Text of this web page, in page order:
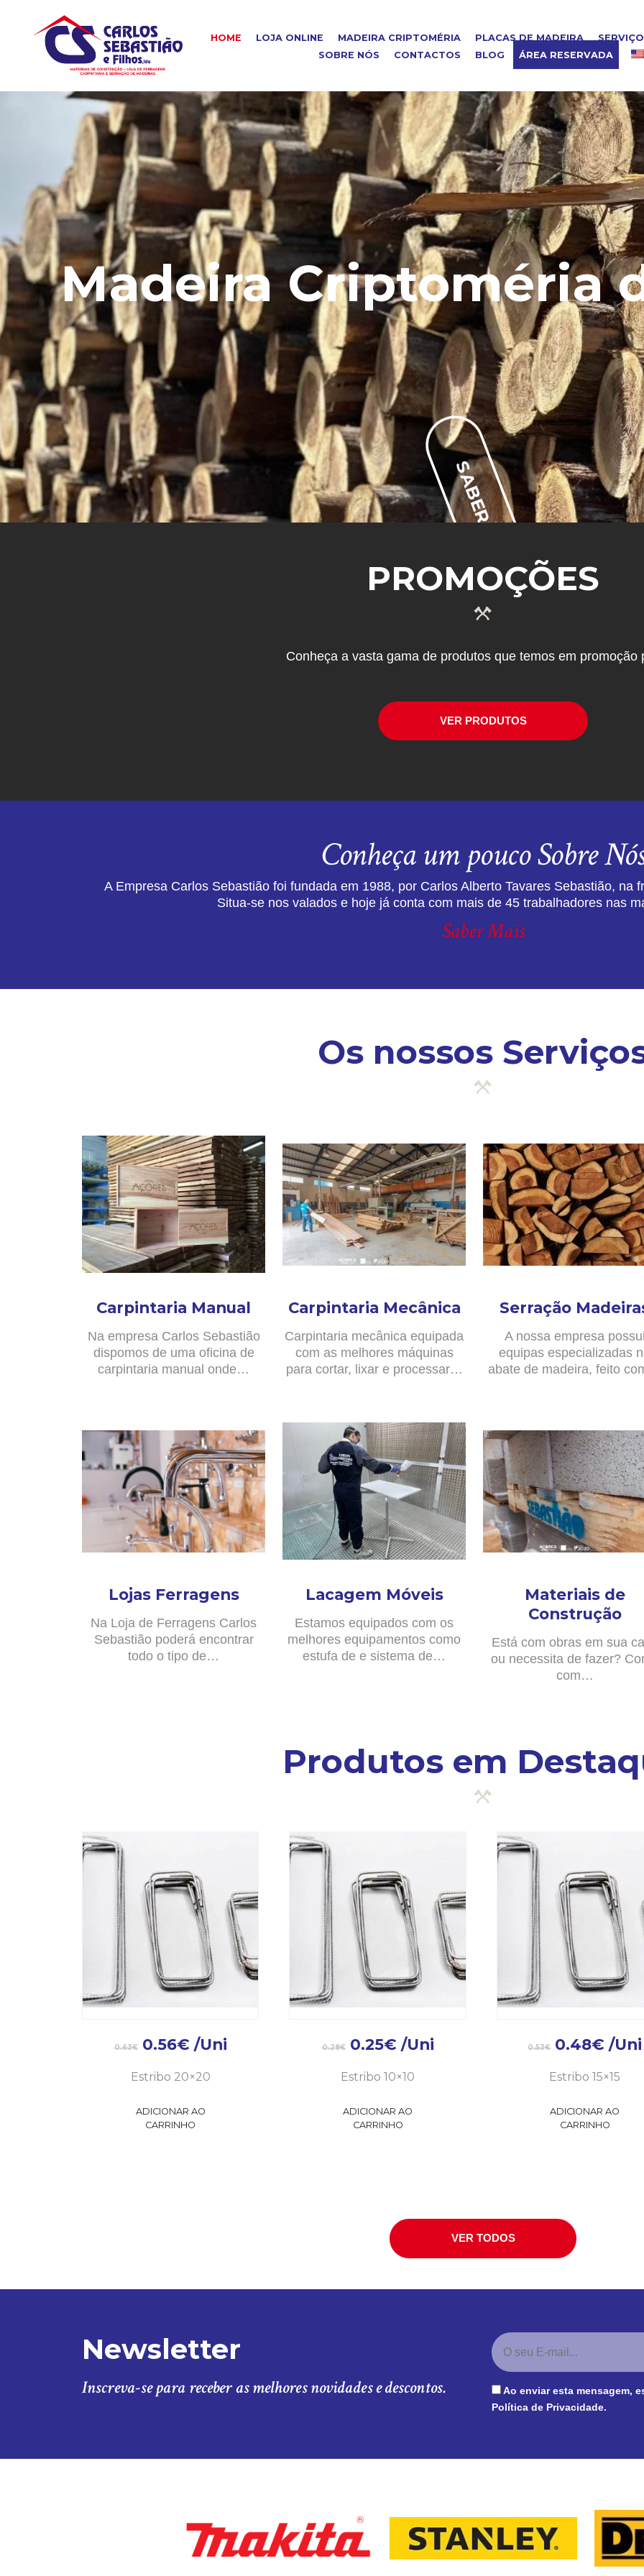
HOME LOJA ONLINE MADEIRA CRIPTOMÉRIA PLACAS DE MADEIRA
SOBRE NÓS
CONTACTOS BLOG ÁREA RESERVADA
Madeira Criptoméria
SABER MAIS
PROMOÇÕES
Conheça a vasta gama de produtos que temos em promoção
VER PRODUTOS
Conheça um pouco Sobre
A Empresa Carlos Sebastião foi fundada em 1988, por Carlos Alberto Tavares Sebastião, na
Situa-se nos valados e hoje já conta com mais de 45 trabalhadores nas
Saber Mais
Os nossos
Carpintaria Manual
Na empresa Carlos Sebastião
dispomos de uma oficina de
carpintaria manual onde…
Carpintaria Mecânica
Carpintaria mecânica equipada
com as melhores máquinas
para cortar, lixar e processar…
Serração
A nossa empresa
equipas especializadas
abate de madeira, feito
Lojas Ferragens
Na Loja de Ferragens Carlos
Sebastião poderá encontrar
todo o tipo de…
Lacagem Móveis
Estamos equipados com os
melhores equipamentos como
estufa de e sistema de…
Materiais de
Construção
Está com obras em sua
ou necessita de fazer?
com…
Produtos em
0.63€ 0.56€ /Uni
Estribo 20×20
ADICIONAR AO
CARRINHO
0.28€ 0.25€ /Uni
Estribo 10×10
ADICIONAR AO
CARRINHO
0.53€ 0.48€ /Uni
Estribo 15×15
ADICIONAR AO
CARRINHO
VER TODOS
Newsletter
Inscreva-se para receber as melhores novidades e descontos.
Ao enviar esta mensagem,
Política de Privacidade.